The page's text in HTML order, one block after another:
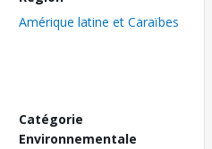
Amérique latine et Caraïbes
Catégorie
Environnementale